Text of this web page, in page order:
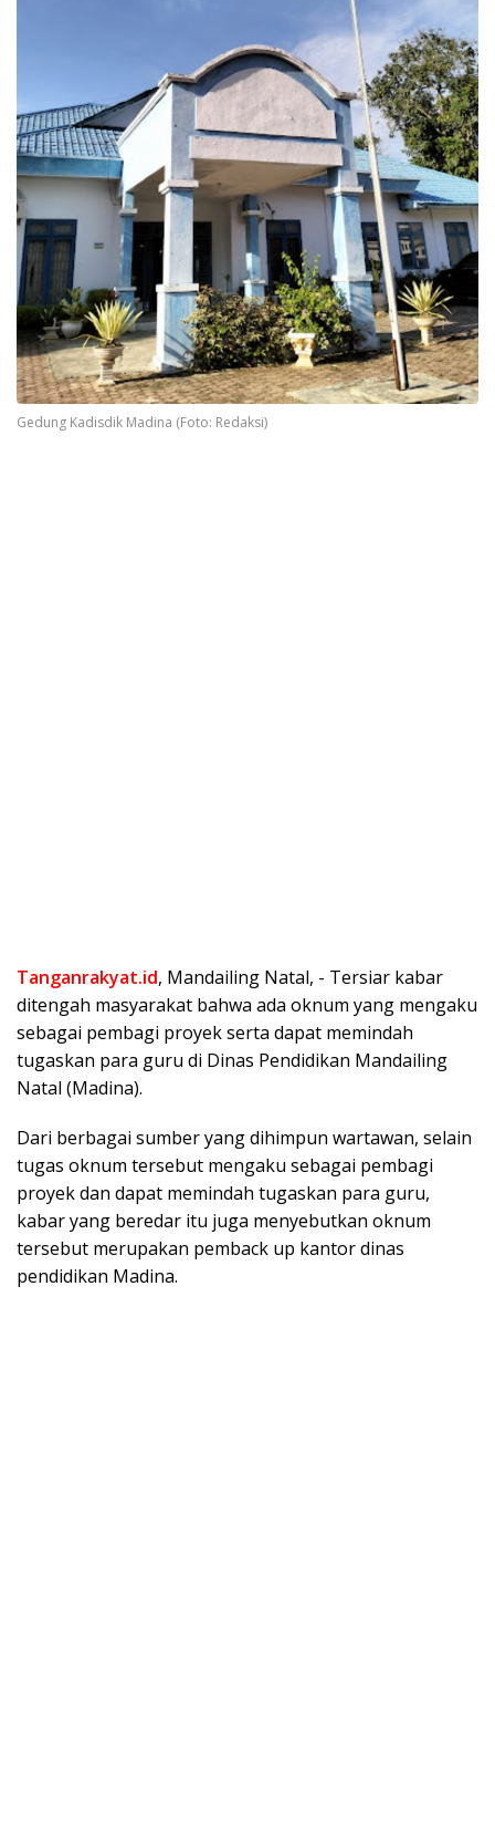
Gedung Kadisdik Madina (Foto: Redaksi)
Tanganrakyat.id, Mandailing Natal, ⁠- Tersiar kabar
ditengah masyarakat bahwa ada oknum yang mengaku
sebagai pembagi proyek serta dapat memindah
tugaskan para guru di Dinas Pendidikan Mandailing
Natal (Madina).
Dari berbagai sumber yang dihimpun wartawan, selain
tugas oknum tersebut mengaku sebagai pembagi
proyek dan dapat memindah tugaskan para guru,
kabar yang beredar itu juga menyebutkan oknum
tersebut merupakan pemback up kantor dinas
pendidikan Madina.